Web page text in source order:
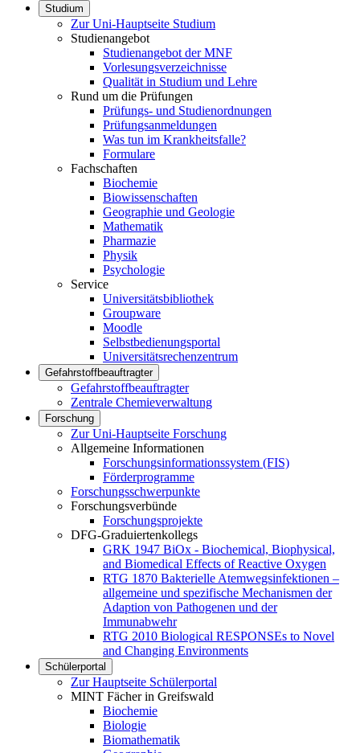
Studium
Zur Uni-Hauptseite Studium
Studienangebot
Studienangebot der MNF
Vorlesungsverzeichnisse
Qualität in Studium und Lehre
Rund um die Prüfungen
Prüfungs- und Studienordnungen
Prüfungsanmeldungen
Was tun im Krankheitsfalle?
Formulare
Fachschaften
Biochemie
Biowissenschaften
Geographie und Geologie
Mathematik
Pharmazie
Physik
Psychologie
Service
Universitätsbibliothek
Groupware
Moodle
Selbstbedienungsportal
Universitätsrechenzentrum
Gefahrstoffbeauftragter
Gefahrstoffbeauftragter
Zentrale Chemieverwaltung
Forschung
Zur Uni-Hauptseite Forschung
Allgemeine Informationen
Forschungsinformationssystem (FIS)
Förderprogramme
Forschungsschwerpunkte
Forschungsverbünde
Forschungsprojekte
DFG-Graduiertenkollegs
GRK 1947 BiOx - Biochemical, Biophysical,
and Biomedical Effects of Reactive Oxygen
RTG 1870 Bakterielle Atemwegsinfektionen –
allgemeine und spezifische Mechanismen der
Adaption von Pathogenen und der
Immunabwehr
RTG 2010 Biological RESPONSEs to Novel
and Changing Environments
Schülerportal
Zur Hauptseite Schülerportal
MINT Fächer in Greifswald
Biochemie
Biologie
Biomathematik